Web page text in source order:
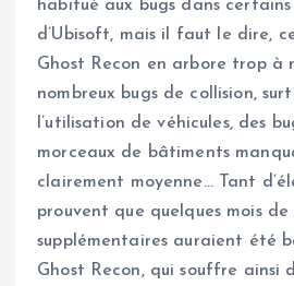
habitué aux bugs dans
d’Ubisoft, mais il faut le dire,
Ghost Recon en arbore trop à
nombreux bugs de collision,
l’utilisation de véhicules, des
morceaux de bâtiments
clairement moyenne… Tant
prouvent que quelques mois
supplémentaires auraient été
Ghost Recon, qui souffre ainsi